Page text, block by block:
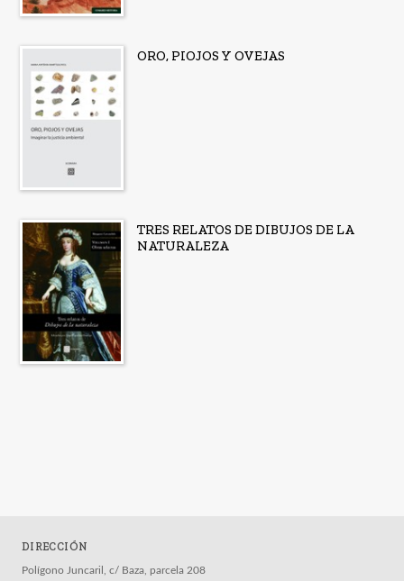
ORO, PIOJOS Y OVEJAS
TRES RELATOS DE DIBUJOS DE LA
NATURALEZA
DIRECCIÓN
Polígono Juncaril, c/ Baza, parcela 208